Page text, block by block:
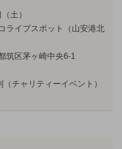
土）
ライブスポット（山安港北
筑区茅ヶ崎中央6-1
チャリティーイベント）